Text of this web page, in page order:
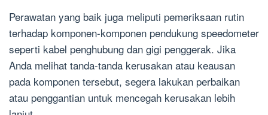
Perawatan yang baik juga meliputi pemeriksaan rutin
terhadap komponen-komponen pendukung speedometer
seperti kabel penghubung dan gigi penggerak. Jika
Anda melihat tanda-tanda kerusakan atau keausan
pada komponen tersebut, segera lakukan perbaikan
atau penggantian untuk mencegah kerusakan lebih